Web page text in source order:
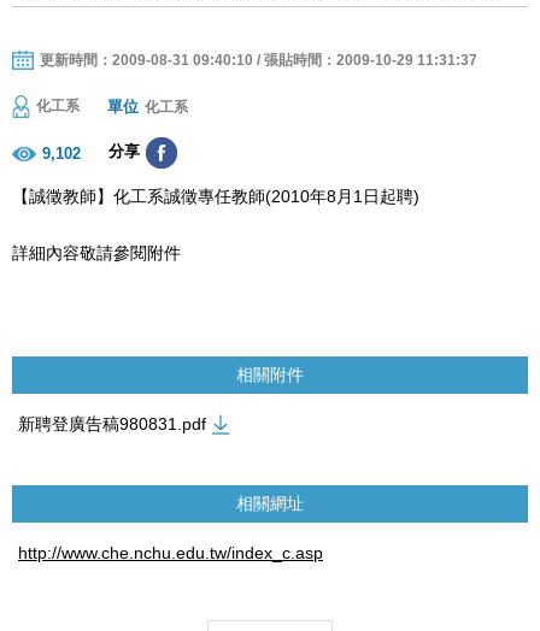
更新時間：2009-08-31 09:40:10 / 張貼時間：2009-10-29 11:31:37
化工系 單位 化工系
9,102 分享
【誠徵教師】化工系誠徵專任教師(2010年8月1日起聘)
詳細內容敬請參閱附件
相關附件
新聘登廣告稿980831.pdf
相關網址
http://www.che.nchu.edu.tw/index_c.asp